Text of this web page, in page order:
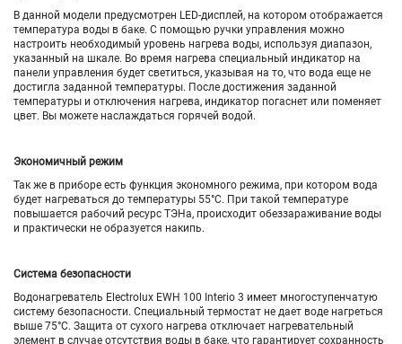
В данной модели предусмотрен LED-дисплей, на котором отображается
температура воды в баке. С помощью ручки управления можно
настроить необходимый уровень нагрева воды, используя диапазон,
указанный на шкале. Во время нагрева специальный индикатор на
панели управления будет светиться, указывая на то, что вода еще не
достигла заданной температуры. После достижения заданной
температуры и отключения нагрева, индикатор погаснет или поменяет
цвет. Вы можете наслаждаться горячей водой.
Экономичный режим
Так же в приборе есть функция экономного режима, при котором вода
будет нагреваться до температуры 55°С. При такой температуре
повышается рабочий ресурс ТЭНа, происходит обеззараживание воды
и практически не образуется накипь.
Система безопасности
Водонагреватель Electrolux EWH 100 Interio 3 имеет многоступенчатую
систему безопасности. Специальный термостат не дает воде нагреться
выше 75°C. Защита от сухого нагрева отключает нагревательный
элемент в случае отсутствия воды в баке, что гарантирует сохранность